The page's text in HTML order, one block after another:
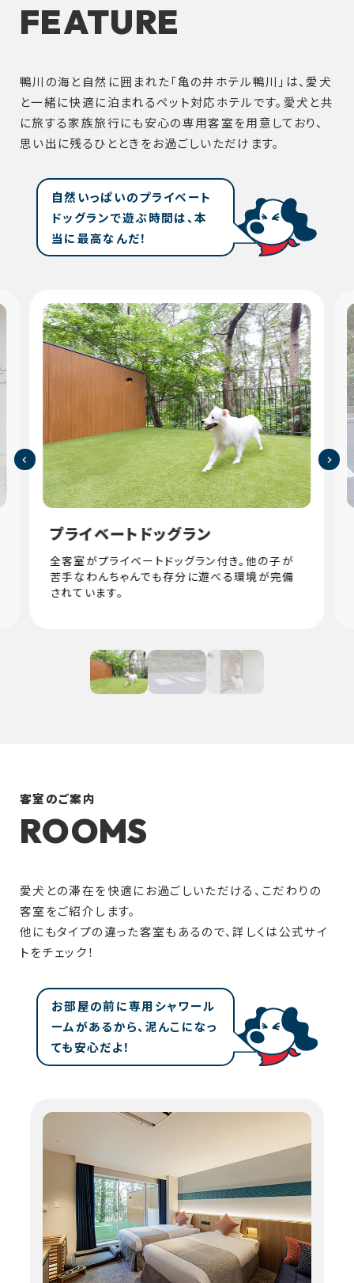
FEATURE
鴨川の海と自然に囲まれた「亀の井ホテル鴨川」は、愛犬
と一緒に快適に泊まれるペット対応ホテルです。愛犬と共
に旅する家族旅行にも安心の専用客室を用意しており、
思い出に残るひとときをお過ごしいただけます。
自然いっぱいのプライベート
ドッグランで遊ぶ時間は、本
当に最高なんだ！
プライベートドッグラン
全客室がプライベートドッグラン付き。他の子が
苦手なわんちゃんでも存分に遊べる環境が完備
されています。
客室のご案内
ROOMS
愛犬との滞在を快適にお過ごしいただける、こだわりの
客室をご紹介します。
他にもタイプの違った客室もあるので、詳しくは公式サイ
トをチェック！
お部屋の前に専用シャワール
ームがあるから、泥んこになっ
ても安心だよ！